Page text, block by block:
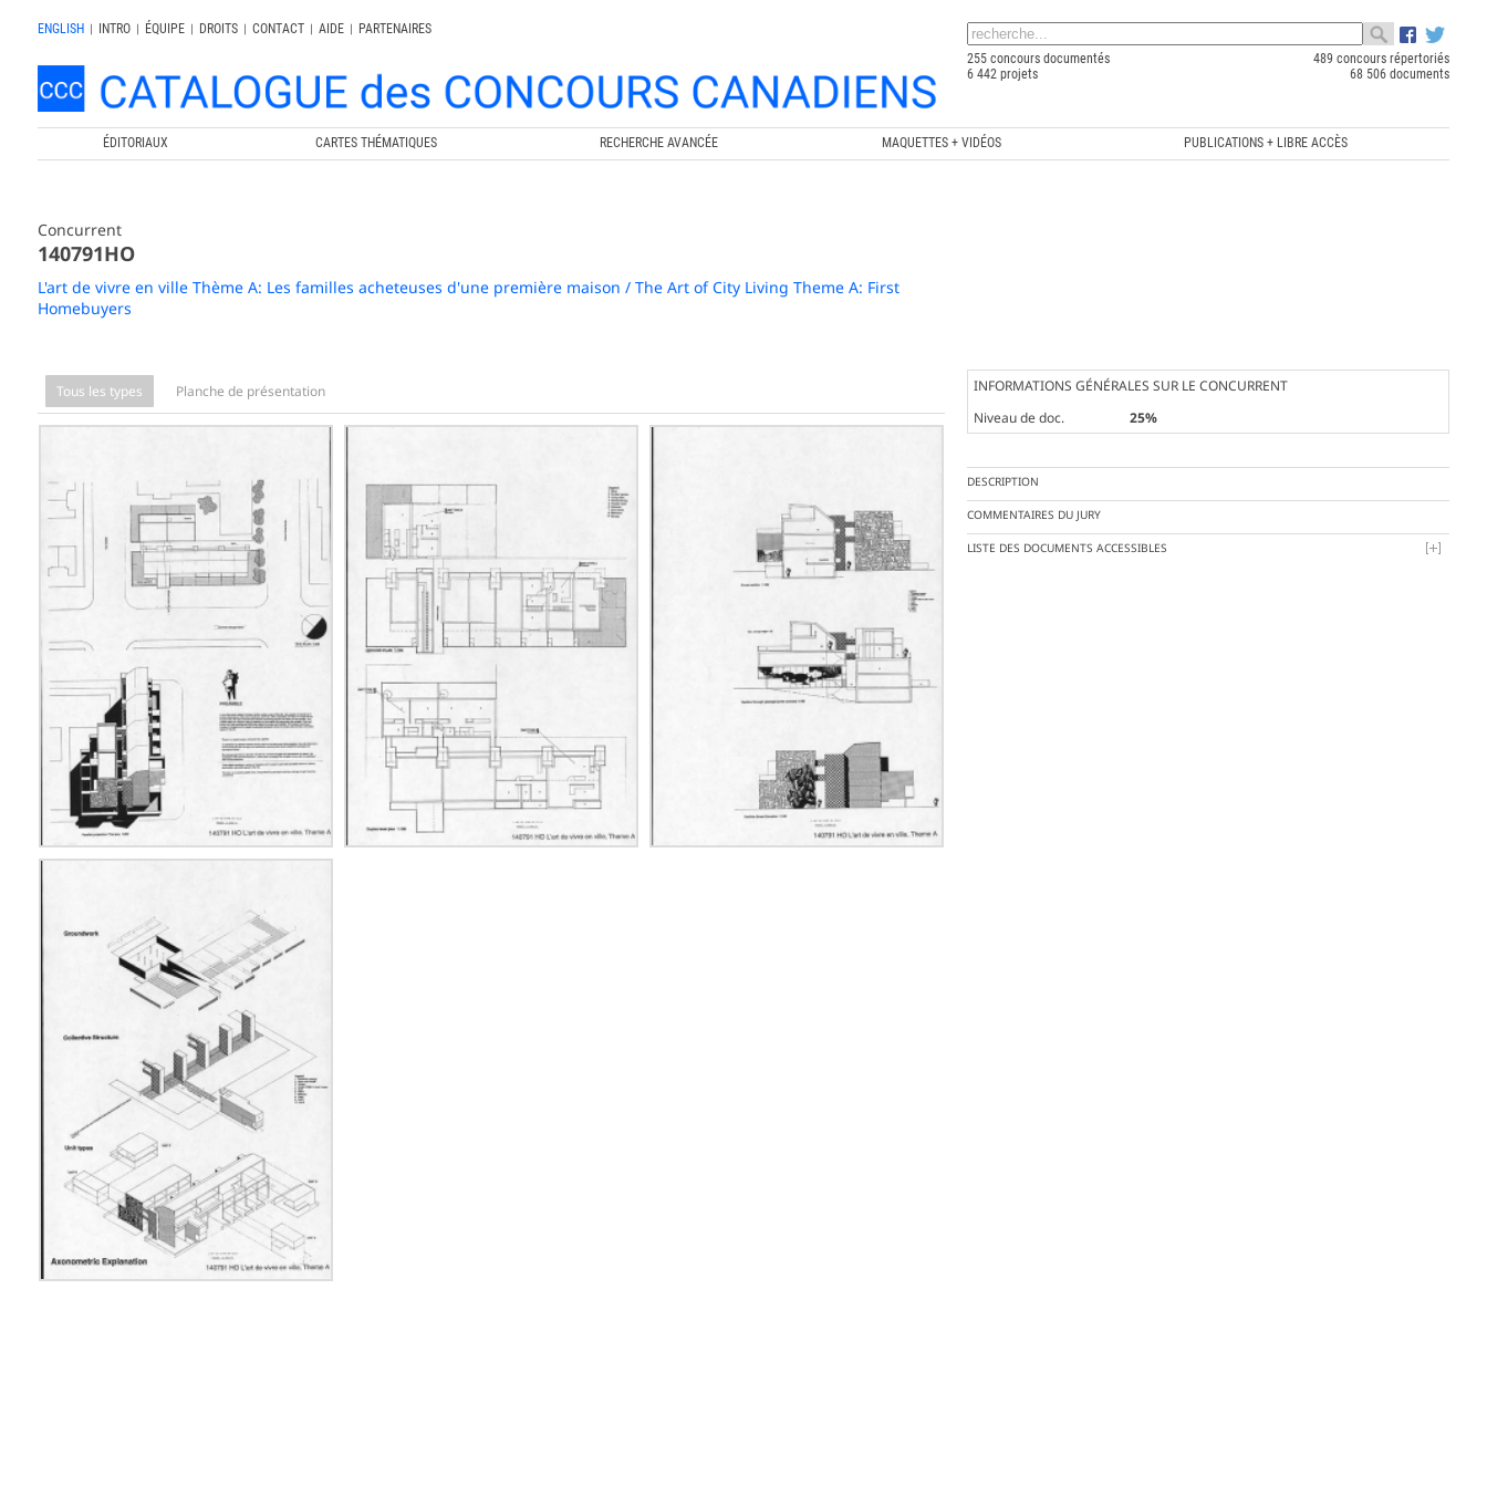
ENGLISH | INTRO | ÉQUIPE | DROITS | CONTACT | AIDE |
PARTENAIRES
255 concours documentés
489 concours répertoriés
6 442 projets
68 506 documents
ÉDITORIAUX CARTES THÉMATIQUES RECHERCHE AVANCÉE MAQUETTES + VIDÉOS PUBLICATIONS + LIBRE ACCÈS
Concurrent
140791HO
L'art de vivre en ville Thème A: Les familles acheteuses d'une première maison / The Art of City Living Theme A: First
Homebuyers
Tous les types Planche de présentation
INFORMATIONS GÉNÉRALES SUR LE CONCURRENT
Niveau de doc.
25%
DESCRIPTION
COMMENTAIRES DU JURY
LISTE DES DOCUMENTS ACCESSIBLES